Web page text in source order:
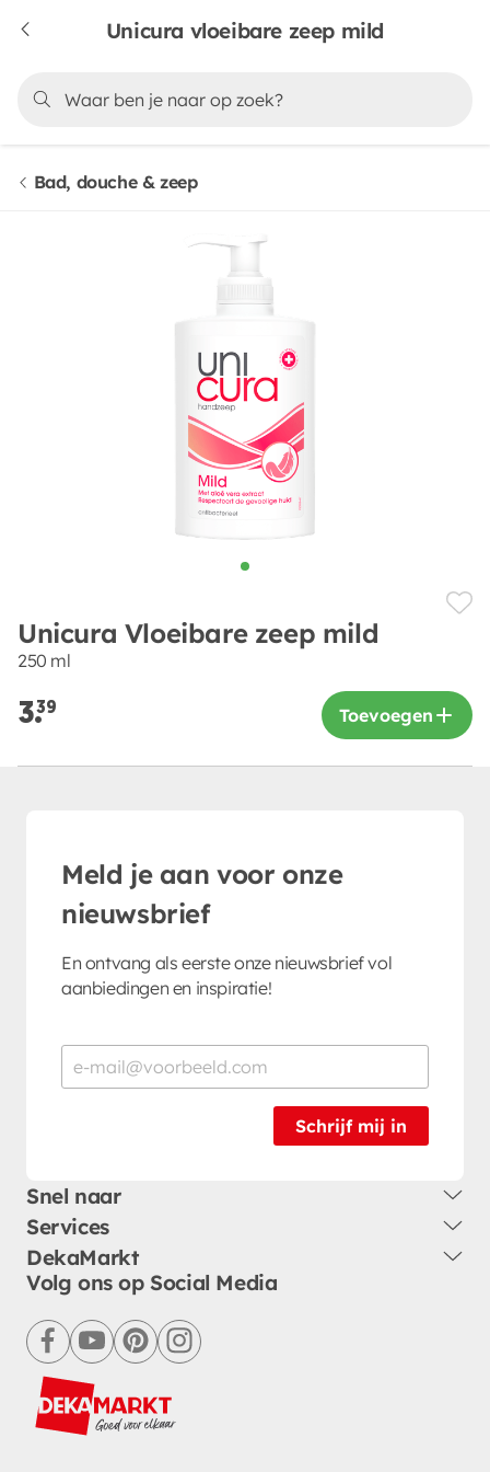
Unicura vloeibare zeep mild
Bad, douche & zeep
Unicura Vloeibare zeep mild
250 ml
3.39 Toevoegen
Meld je aan voor onze
nieuwsbrief
En ontvang als eerste onze nieuwsbrief vol
aanbiedingen en inspiratie!
Schrijf mij in
Snel naar
Services
DekaMarkt
Volg ons op Social Media
facebookyoutubepinterestinstagram